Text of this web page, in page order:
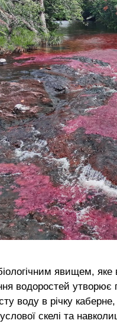
явищем, яке
водоростей утворює
воду в річку
скелі та